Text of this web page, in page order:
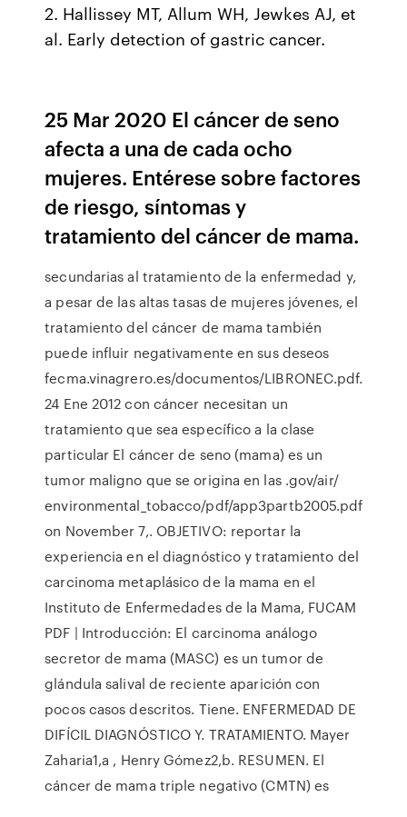
2. Hallissey MT, Allum WH, Jewkes AJ, et
al. Early detection of gastric cancer.
25 Mar 2020 El cáncer de seno
afecta a una de cada ocho
mujeres. Entérese sobre factores
de riesgo, síntomas y
tratamiento del cáncer de mama.
secundarias al tratamiento de la enfermedad y,
a pesar de las altas tasas de mujeres jóvenes, el
tratamiento del cáncer de mama también
puede influir negativamente en sus deseos
fecma.vinagrero.es/documentos/LIBRONEC.pdf.
24 Ene 2012 con cáncer necesitan un
tratamiento que sea específico a la clase
particular El cáncer de seno (mama) es un
tumor maligno que se origina en las .gov/air/
environmental_tobacco/pdf/app3partb2005.pdf
on November 7,. OBJETIVO: reportar la
experiencia en el diagnóstico y tratamiento del
carcinoma metaplásico de la mama en el
Instituto de Enfermedades de la Mama, FUCAM
PDF | Introducción: El carcinoma análogo
secretor de mama (MASC) es un tumor de
glándula salival de reciente aparición con
pocos casos descritos. Tiene. ENFERMEDAD DE
DIFÍCIL DIAGNÓSTICO Y. TRATAMIENTO. Mayer
Zaharia1,a , Henry Gómez2,b. RESUMEN. El
cáncer de mama triple negativo (CMTN) es